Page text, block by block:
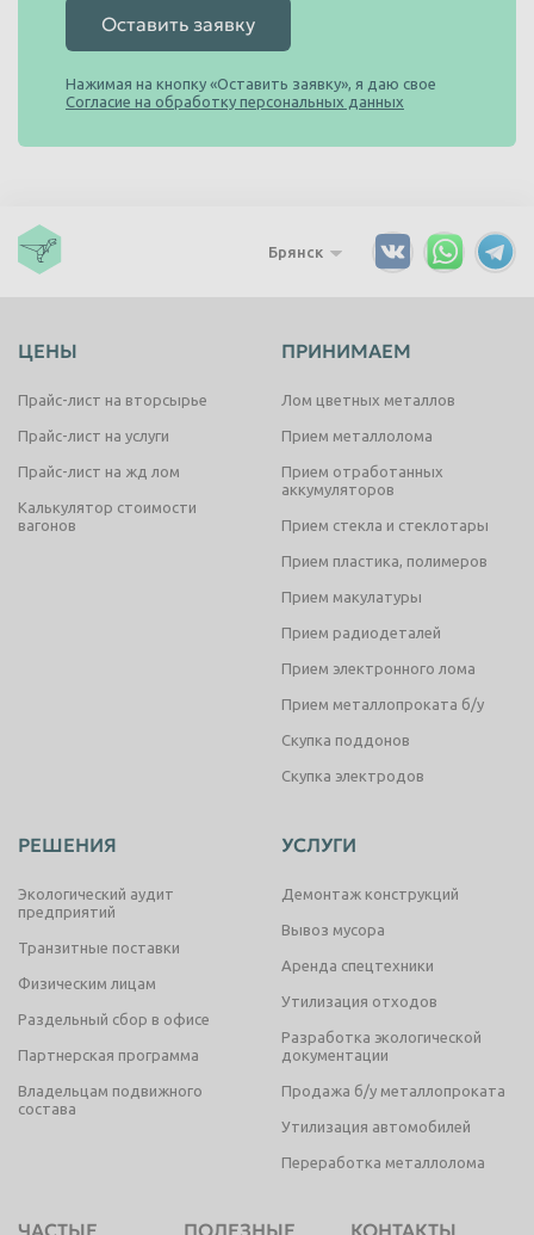
Оставить заявку
Нажимая на кнопку «Оставить заявку», я даю свое
Согласие на обработку персональных данных
Брянск
ЦЕНЫ
Прайс-лист на вторсырье
Прайс-лист на услуги
Прайс-лист на жд лом
Калькулятор стоимости
вагонов
ПРИНИМАЕМ
Лом цветных металлов
Прием металлолома
Прием отработанных
аккумуляторов
Прием стекла и стеклотары
Прием пластика, полимеров
Прием макулатуры
Прием радиодеталей
Прием электронного лома
Прием металлопроката б/у
Скупка поддонов
Скупка электродов
РЕШЕНИЯ
Экологический аудит
предприятий
Транзитные поставки
Физическим лицам
Раздельный сбор в офисе
Партнерская программа
Владельцам подвижного
состава
УСЛУГИ
Демонтаж конструкций
Вывоз мусора
Аренда спецтехники
Утилизация отходов
Разработка экологической
документации
Продажа б/у металлопроката
Утилизация автомобилей
Переработка металлолома
ЧАСТЫЕ ПОЛЕЗНЫЕ КОНТАКТЫ